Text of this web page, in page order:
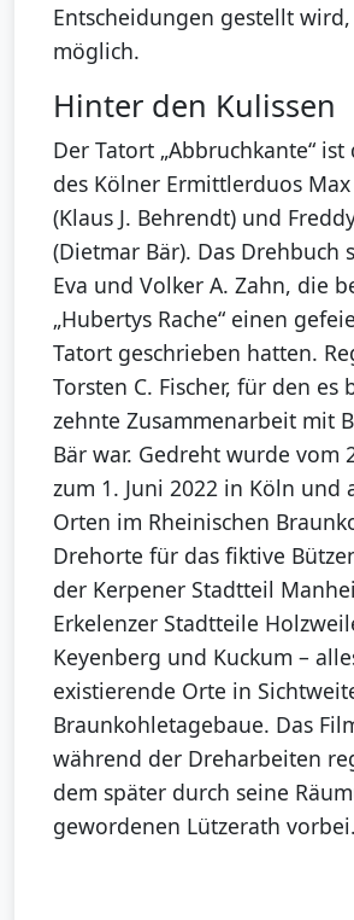
Entscheidungen gestellt
möglich.
Hinter den Kulissen
Der Tatort „Abbruchkante“ ist
des Kölner Ermittlerduos
(Klaus J. Behrendt) und
(Dietmar Bär). Das Drehbuch
Eva und Volker A. Zahn, die
„Hubertys Rache“ einen
Tatort geschrieben hatten.
Torsten C. Fischer, für den es
zehnte Zusammenarbeit mit
Bär war. Gedreht wurde vom
zum 1. Juni 2022 in Köln und
Orten im Rheinischen
Drehorte für das fiktive
der Kerpener Stadtteil
Erkelenzer Stadtteile
Keyenberg und Kuckum –
existierende Orte in
Braunkohletagebaue. Das
während der Dreharbeiten
dem später durch seine
gewordenen Lützerath vorbei.